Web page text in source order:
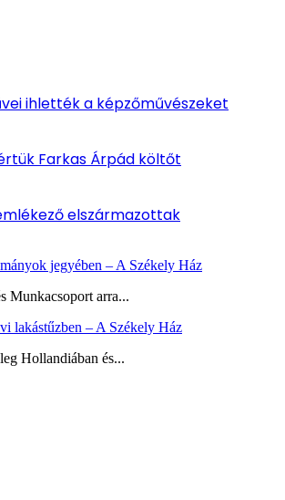
ihlették a képzőművészeket
Farkas Árpád költőt
elszármazottak
jegyében – A Székely Ház
Munkacsoport arra...
lakástűzben – A Székely Ház
Hollandiában és...